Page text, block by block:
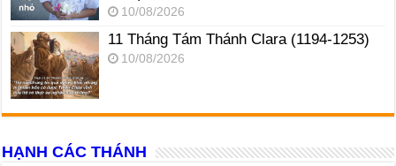
10/08/2026
11 Tháng Tám Thánh Clara (1194-1253)
10/08/2026
HẠNH CÁC THÁNH